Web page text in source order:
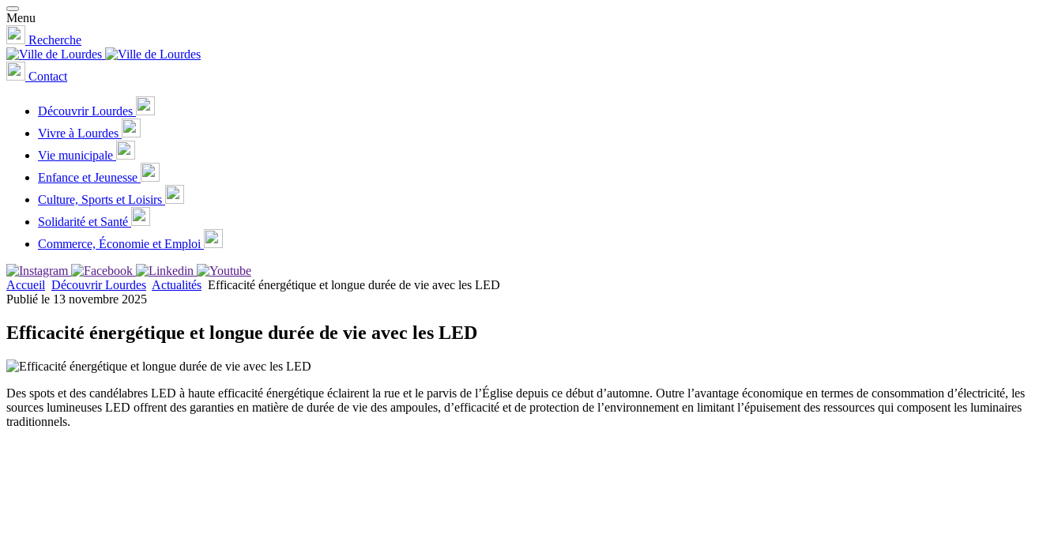
Menu
Recherche
Contact
Découvrir Lourdes
Vivre à Lourdes
Vie municipale
Enfance et Jeunesse
Culture, Sports et Loisirs
Solidarité et Santé
Commerce, Économie et Emploi
Accueil Découvrir Lourdes Actualités Efficacité énergétique et longue durée de vie avec les LED
Publié le 13 novembre 2025
Efficacité énergétique et longue durée de vie avec les LED
Des spots et des candélabres LED à haute efficacité énergétique éclairent la rue et le parvis de l’Église depuis ce début d’automne. Outre l’avantage économique en termes de consommation d’électricité, les
sources lumineuses LED offrent des garanties en matière de durée de vie des ampoules, d’efficacité et de protection de l’environnement en limitant l’épuisement des ressources qui composent les luminaires
traditionnels.